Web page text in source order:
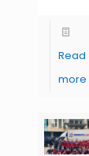
Read
more